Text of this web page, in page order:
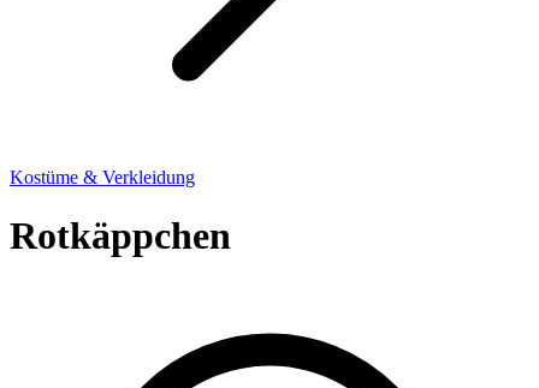
Kostüme & Verkleidung
Rotkäppchen